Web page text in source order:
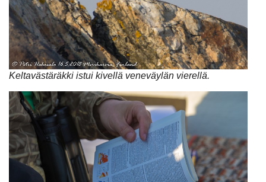
Keltavästäräkki istui kivellä veneväylän vierellä.